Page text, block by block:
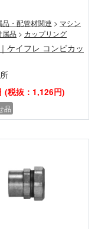
品・配管材関連 > マシン
属品 > カップリング
ケイフレ コンビカッ
(税抜：1,126円)
品